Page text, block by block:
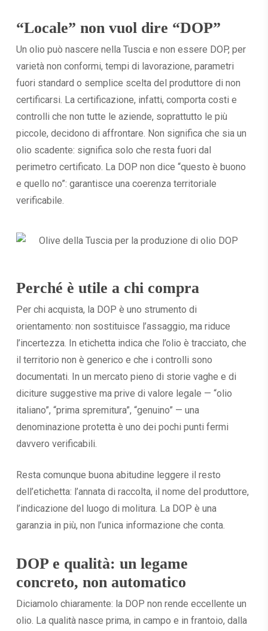
“Locale” non vuol dire “DOP”
Un olio può nascere nella Tuscia e non essere DOP, per
varietà non conformi, tempi di lavorazione, parametri
fuori standard o semplice scelta del produttore di non
certificarsi. La certificazione, infatti, comporta costi e
controlli che non tutte le aziende, soprattutto le più
piccole, decidono di affrontare. Non significa che sia un
olio scadente: significa solo che resta fuori dal
perimetro certificato. La DOP non dice “questo è buono
e quello no”: garantisce una coerenza territoriale
verificabile.
Perché è utile a chi compra
Per chi acquista, la DOP è uno strumento di
orientamento: non sostituisce l’assaggio, ma riduce
l’incertezza. In etichetta indica che l’olio è tracciato, che
il territorio non è generico e che i controlli sono
documentati. In un mercato pieno di storie vaghe e di
diciture suggestive ma prive di valore legale — “olio
italiano”, “prima spremitura”, “genuino” — una
denominazione protetta è uno dei pochi punti fermi
davvero verificabili.
Resta comunque buona abitudine leggere il resto
dell’etichetta: l’annata di raccolta, il nome del produttore,
l’indicazione del luogo di molitura. La DOP è una
garanzia in più, non l’unica informazione che conta.
DOP e qualità: un legame
concreto, non automatico
Diciamolo chiaramente: la DOP non rende eccellente un
olio. La qualità nasce prima, in campo e in frantoio, dalla